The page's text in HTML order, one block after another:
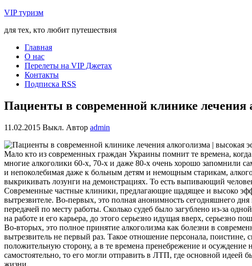
VIP туризм
для тех, кто любит путешествия
Главная
О нас
Перелеты на VIP Джетах
Контакты
Подписка RSS
Пациенты в современной клинике лечения
11.02.2015 Выкл. Автор admin
Мало кто из современных граждан Украины помнит те времена,
многие алкоголики 60-х, 70-х и даже 80-х очень хорошо запомнили
и непоколебимая даже к больным детям и немощным старикам,
выкрикивать лозунги на демонстрациях. То есть выпивающий
Современные частные клиники, предлагающие щадящее и высоко
вытрезвителе. Во-первых, это полная анонимность сегодняшнего
передачей по месту работы. Сколько судеб было загублено из-за
на работе и его карьера, до этого серьезно идущая вверх, серьезно
Во-вторых, это полное принятие алкоголизма как болезни в
вытрезвитель не первый раз. Такое отношение персонала, поистине,
положительную сторону, а в те времена пренебрежение и
самостоятельно, то его могли отправить в ЛТП, где основной идеей
жизни.